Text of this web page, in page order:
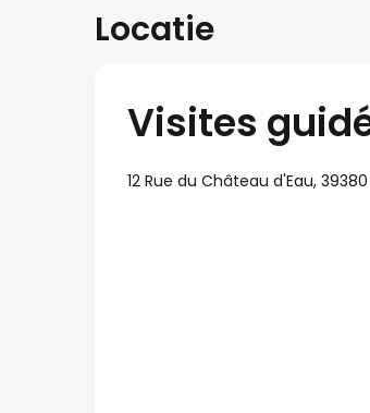
Locatie
Visites
12 Rue du Château d'Eau,